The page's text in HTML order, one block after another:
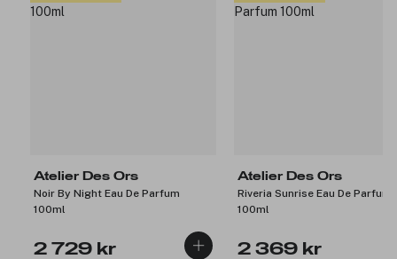
Atelier Des Ors
Noir By Night Eau De Parfum
100ml
2 729 kr
Atelier Des Ors
Riveria Sunrise Eau De Parfum
100ml
2 369 kr